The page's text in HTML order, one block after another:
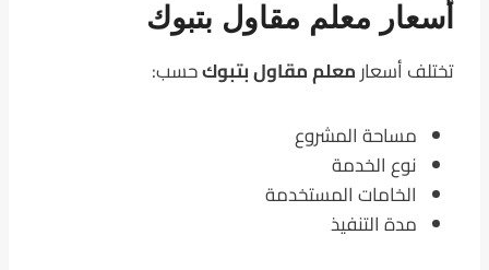
أسعار معلم مقاول بتبوك
تختلف أسعارمعلم مقاول بتبوكحسب:
مساحة المشروع
نوع الخدمة
الخامات المستخدمة
مدة التنفيذ